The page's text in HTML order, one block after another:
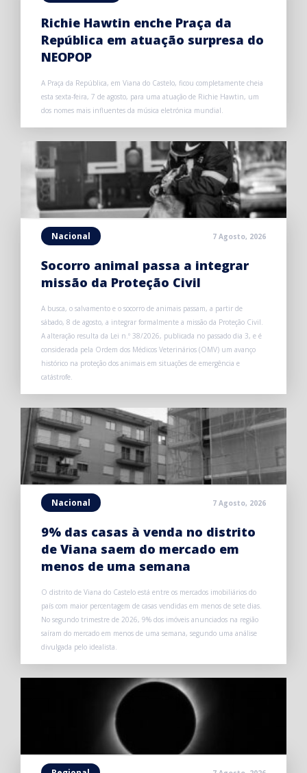
Richie Hawtin enche Praça da
República em atuação surpresa do
NEOPOP
A Praça da República, em Viana do Castelo, ficou completamente cheia
esta sexta-feira, 7 de agosto, para uma atuação de Richie Hawtin, um
dos nomes mais influentes da música eletrónica mundial.
Nacional 7 Agosto, 2026
Socorro animal passa a integrar
missão da Proteção Civil
A busca, o salvamento e o socorro de animais passam, a partir de
sábado, 8 de agosto, a integrar formalmente a missão da Proteção Civil.
A alteração resulta da Lei n.º 38/2026, publicada no passado dia 3, e é
considerada pela Ordem dos Médicos Veterinários (OMV) um avanço
histórico na proteção dos animais em situações de emergência e
catástrofe.
Nacional 7 Agosto, 2026
9% das casas à venda no distrito
de Viana saem do mercado em
menos de uma semana
O distrito de Viana do Castelo está entre os mercados imobiliários do
país com maior percentagem de casas vendidas em menos de sete dias.
No segundo trimestre de 2026, 9% dos imóveis anunciados na região
saíram do mercado em menos de uma semana, segundo uma análise
divulgada pelo idealista.